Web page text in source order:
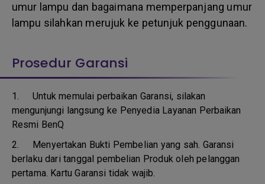
umur lampu dan bagaimana memperpanjang umur
lampu silahkan merujuk ke petunjuk penggunaan.
Prosedur Garansi
1.Untuk memulai perbaikan Garansi, silakan
mengunjungi langsung ke Penyedia Layanan Perbaikan
Resmi BenQ
2. Menyertakan Bukti Pembelian yang sah. Garansi
berlaku dari tanggal pembelian Produk oleh pelanggan
pertama. Kartu Garansi tidak wajib.